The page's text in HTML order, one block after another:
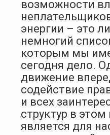
возможности
энергии – это
немногий
которым мы
сегодня дело.
движение
содействие
и всех
структур в этом
является для